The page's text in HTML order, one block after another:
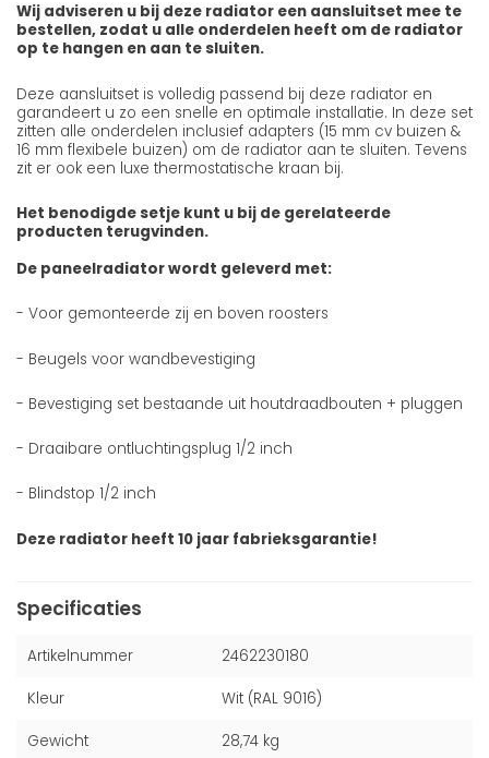
Wij adviseren u bij deze radiator een aansluitset mee te
bestellen, zodat u alle onderdelen heeft om de radiator
op te hangen en aan te sluiten.
Deze aansluitset is volledig passend bij deze radiator en
garandeert u zo een snelle en optimale installatie. In deze set
zitten alle onderdelen inclusief adapters (15 mm cv buizen &
16 mm flexibele buizen) om de radiator aan te sluiten. Tevens
zit er ook een luxe thermostatische kraan bij.
Het benodigde setje kunt u bij de gerelateerde
producten terugvinden.
De paneelradiator wordt geleverd met:
- Voor gemonteerde zij en boven roosters
- Beugels voor wandbevestiging
- Bevestiging set bestaande uit houtdraadbouten + pluggen
- Draaibare ontluchtingsplug 1/2 inch
- Blindstop 1/2 inch
Deze radiator heeft 10 jaar fabrieksgarantie!
Specificaties
Artikelnummer 2462230180
Kleur Wit (RAL 9016)
Gewicht 28,74 kg